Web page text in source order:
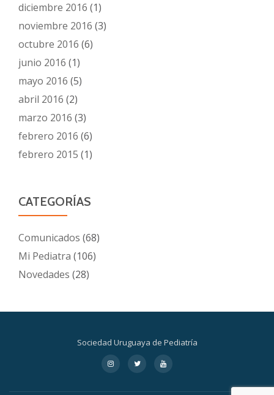
diciembre 2016 (1)
noviembre 2016 (3)
octubre 2016 (6)
junio 2016 (1)
mayo 2016 (5)
abril 2016 (2)
marzo 2016 (3)
febrero 2016 (6)
febrero 2015 (1)
CATEGORÍAS
Comunicados (68)
Mi Pediatra (106)
Novedades (28)
Sociedad Uruguaya de Pediatría
secundario
fa-
instagram
fa-
twitter
fa-
youtube